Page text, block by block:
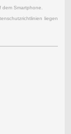
Smartphone.
liegen